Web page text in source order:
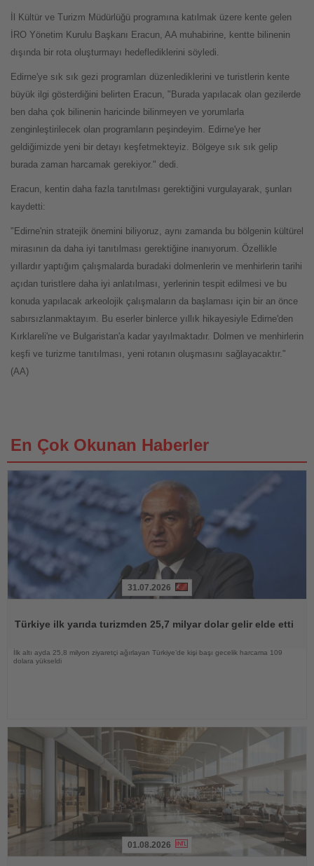
İl Kültür ve Turizm Müdürlüğü programına katılmak üzere kente gelen
İRO Yönetim Kurulu Başkanı Eracun, AA muhabirine, kentte bilinenin
dışında bir rota oluşturmayı hedeflediklerini söyledi.
Edirne'ye sık sık gezi programları düzenlediklerini ve turistlerin kente
büyük ilgi gösterdiğini belirten Eracun, "Burada yapılacak olan gezilerde
ben daha çok bilinenin haricinde bilinmeyen ve yorumlarla
zenginleştirilecek olan programların peşindeyim. Edirne'ye her
geldiğimizde yeni bir detayı keşfetmekteyiz. Bölgeye sık sık gelip
burada zaman harcamak gerekiyor." dedi.
Eracun, kentin daha fazla tanıtılması gerektiğini vurgulayarak, şunları
kaydetti:
"Edirne'nin stratejik önemini biliyoruz, aynı zamanda bu bölgenin kültürel
mirasının da daha iyi tanıtılması gerektiğine inanıyorum. Özellikle
yıllardır yaptığım çalışmalarda buradaki dolmenlerin ve menhirlerin tarihi
açıdan turistlere daha iyi anlatılması, yerlerinin tespit edilmesi ve bu
konuda yapılacak arkeolojik çalışmaların da başlaması için bir an önce
sabırsızlanmaktayım. Bu eserler binlerce yıllık hikayesiyle Edirne'den
Kırklareli'ne ve Bulgaristan'a kadar yayılmaktadır. Dolmen ve menhirlerin
keşfi ve turizme tanıtılması, yeni rotanın oluşmasını sağlayacaktır."
(AA)
En Çok Okunan Haberler
31.07.2026
Türkiye ilk yarıda turizmden 25,7 milyar dolar gelir elde etti
İlk altı ayda 25,8 milyon ziyaretçi ağırlayan Türkiye’de kişi başı gecelik harcama 109
dolara yükseldi
01.08.2026